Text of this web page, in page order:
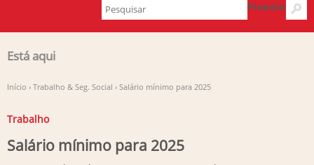
Pesquisar
Está aqui
Início › Trabalho & Seg. Social › Salário mínimo para 2025
Trabalho
Salário mínimo para 2025